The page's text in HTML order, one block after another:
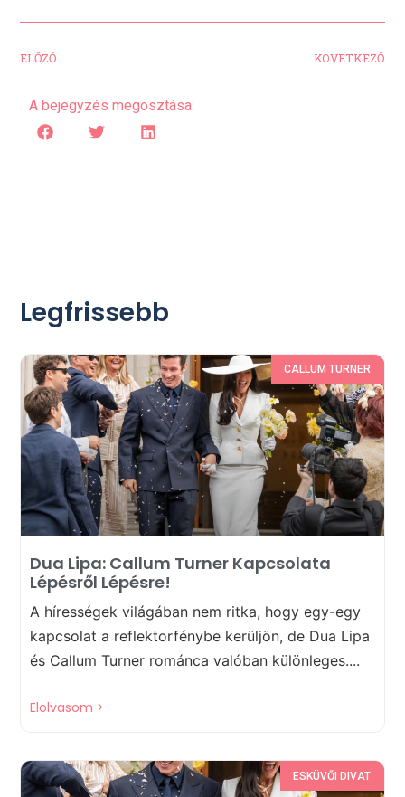
ELŐZŐ KÖVETKEZŐ
A bejegyzés megosztása:
Legfrissebb
CALLUM TURNER
Dua Lipa: Callum Turner Kapcsolata
Lépésről Lépésre!
A hírességek világában nem ritka, hogy egy-egy
kapcsolat a reflektorfénybe kerüljön, de Dua Lipa
és Callum Turner románca valóban különleges....
Elolvasom >
ESKÜVŐI DIVAT